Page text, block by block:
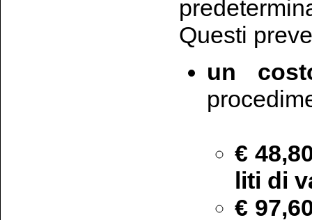
Questi
un
€
liti di
€